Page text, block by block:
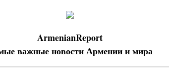
ArmenianReport
важные новости Армении и мира